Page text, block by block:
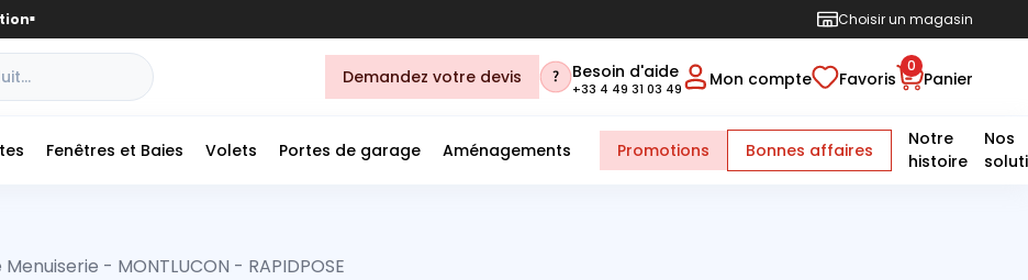
■ Choisir un magasin
Demandez votre devis Besoin d'aide
+33 4 49 31 03 49 Mon compte Favoris
0
Panier
Fenêtres et Baies Volets Portes de garage Aménagements Promotions Bonnes affaires
Notre
histoire
Nos
- MONTLUCON - RAPIDPOSE